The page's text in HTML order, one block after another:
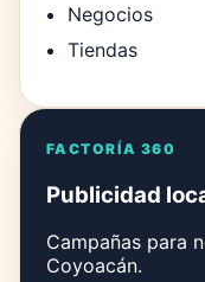
Negocios
Tiendas
FACTORÍA 360
Publicidad
Campañas para
Coyoacán.